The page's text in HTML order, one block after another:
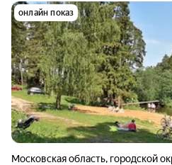
онлайн показ
Московская область, городской